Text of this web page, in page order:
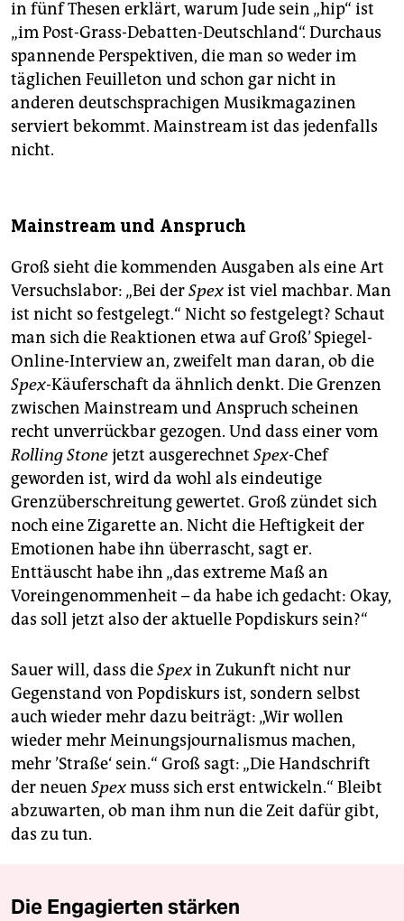
in fünf Thesen erklärt, warum Jude sein „hip“ ist
„im Post-Grass-Debatten-Deutschland“. Durchaus
spannende Perspektiven, die man so weder im
täglichen Feuilleton und schon gar nicht in
anderen deutschsprachigen Musikmagazinen
serviert bekommt. Mainstream ist das jedenfalls
nicht.
Mainstream und Anspruch
Groß sieht die kommenden Ausgaben als eine Art
Versuchslabor: „Bei derSpexist viel machbar. Man
ist nicht so festgelegt.“ Nicht so festgelegt? Schaut
man sich die Reaktionen etwa auf Groß’ Spiegel-
Online-Interview an, zweifelt man daran, ob die
Spex-Käuferschaft da ähnlich denkt. Die Grenzen
zwischen Mainstream und Anspruch scheinen
recht unverrückbar gezogen. Und dass einer vom
Rolling Stonejetzt ausgerechnet Spex-Chef
geworden ist, wird da wohl als eindeutige
Grenzüberschreitung gewertet. Groß zündet sich
noch eine Zigarette an. Nicht die Heftigkeit der
Emotionen habe ihn überrascht, sagt er.
Enttäuscht habe ihn „das extreme Maß an
Voreingenommenheit – da habe ich gedacht: Okay,
das soll jetzt also der aktuelle Popdiskurs sein?“
Sauer will, dass dieSpexin Zukunft nicht nur
Gegenstand von Popdiskurs ist, sondern selbst
auch wieder mehr dazu beiträgt: „Wir wollen
wieder mehr Meinungsjournalismus machen,
mehr ’Straße‘ sein.“ Groß sagt: „Die Handschrift
der neuen Spexmuss sich erst entwickeln.“ Bleibt
abzuwarten, ob man ihm nun die Zeit dafür gibt,
das zu tun.
Die Engagierten stärken